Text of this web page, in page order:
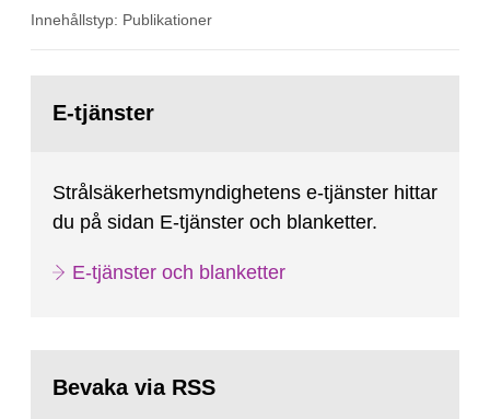
Innehållstyp: Publikationer
sida:E-tjänster
Strålsäkerhetsmyndighetens e-tjänster hittar
du på sidan E-tjänster och blanketter.
E-tjänster och blanketter
Bevaka via RSS